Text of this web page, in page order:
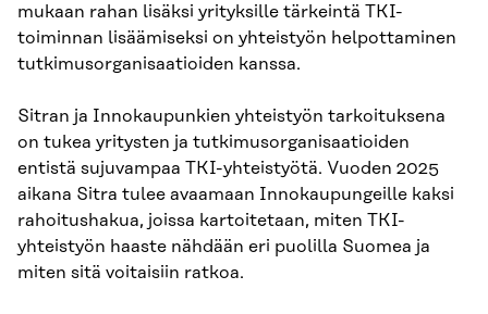
mukaan rahan lisäksi yrityksille tärkeintä TKI-
toiminnan lisäämiseksi on yhteistyön helpottaminen
tutkimusorganisaatioiden kanssa.
Sitran ja Innokaupunkien yhteistyön tarkoituksena
on tukea yritysten ja tutkimusorganisaatioiden
entistä sujuvampaa TKI-yhteistyötä. Vuoden 2025
aikana Sitra tulee avaamaan Innokaupungeille kaksi
rahoitushakua, joissa kartoitetaan, miten TKI-
yhteistyön haaste nähdään eri puolilla Suomea ja
miten sitä voitaisiin ratkoa.